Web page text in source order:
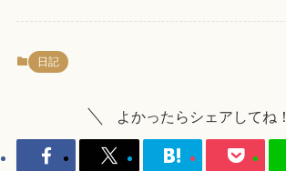
日記
よかったらシェアしてね！